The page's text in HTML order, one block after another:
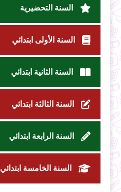
السنة التحضيرية
السنة الأولى ابتدائي
السنة الثانية ابتدائي
السنة الثالثة ابتدائي
السنة الرابعة ابتدائي
السنة الخامسة ابتدائي